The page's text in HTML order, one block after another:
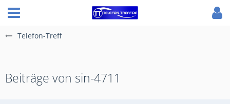
Telefon-Treff
Beiträge von sin-4711